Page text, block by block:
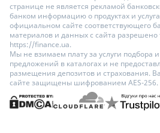
странице не является рекламой
банком информацию о продуктах и
официальном сайте соответствующего
материалов и данных с сайта разрешено
https://finance.ua.
Мы не взимаем плату за услуги подбора
предложений в каталогах и не
размещения депозитов и страхования.
сайте защищены шифрованием AES-256.